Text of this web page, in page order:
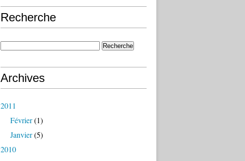
Recherche
Archives
2011
Février(1)
Janvier(5)
2010